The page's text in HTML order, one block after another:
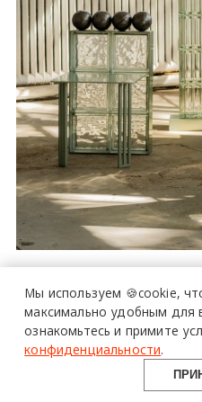
Мы используем 🍪cookie,
максимально удобным для
ознакомьтесь и примите
конфиденциальности.